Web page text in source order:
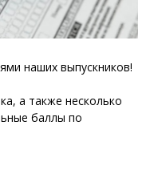
наших выпускников!
а также несколько
баллы по